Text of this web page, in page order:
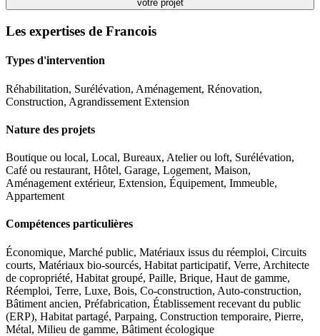
votre projet
Les expertises de Francois
Types d'intervention
Réhabilitation, Surélévation, Aménagement, Rénovation,
Construction, Agrandissement Extension
Nature des projets
Boutique ou local, Local, Bureaux, Atelier ou loft, Surélévation,
Café ou restaurant, Hôtel, Garage, Logement, Maison,
Aménagement extérieur, Extension, Équipement, Immeuble,
Appartement
Compétences particulières
Économique, Marché public, Matériaux issus du réemploi, Circuits
courts, Matériaux bio-sourcés, Habitat participatif, Verre, Architecte
de copropriété, Habitat groupé, Paille, Brique, Haut de gamme,
Réemploi, Terre, Luxe, Bois, Co-construction, Auto-construction,
Bâtiment ancien, Préfabrication, Établissement recevant du public
(ERP), Habitat partagé, Parpaing, Construction temporaire, Pierre,
Métal, Milieu de gamme, Bâtiment écologique